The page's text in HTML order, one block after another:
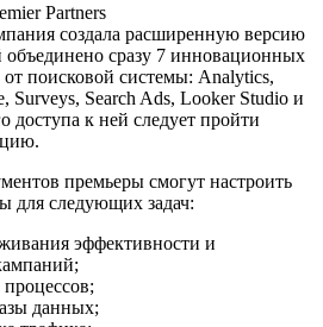
Partners
создала расширенную версию
сразу 7 инновационных
поисковой системы: Analytics,
Surveys, Search Ads, Looker Studio и
доступа к ней следует пройти
премьеры смогут настроить
для следующих задач:
эффективности и
данных;